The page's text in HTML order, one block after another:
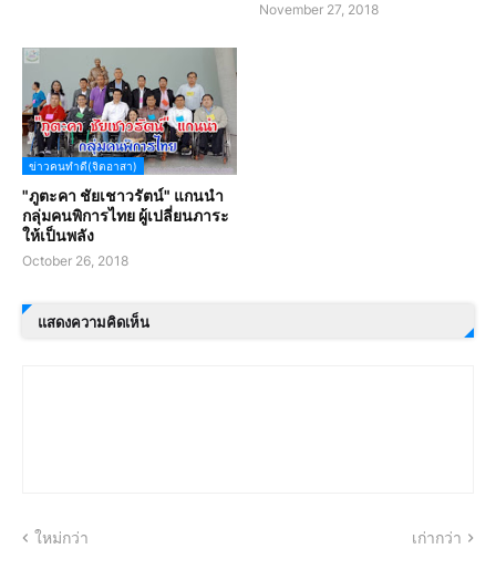
November 27, 2018
ข่าวคนทำดี(จิตอาสา)
"ภูตะคา ชัยเชาวรัตน์" แกนนำ
กลุ่มคนพิการไทย ผู้เปลี่ยนภาระ
ให้เป็นพลัง
October 26, 2018
แสดงความคิดเห็น
ใหม่กว่า เก่ากว่า